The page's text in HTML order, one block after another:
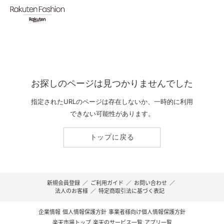
お探しのページは見つかりませんでした
指定されたURLのページは存在しないか、一時的に利用
できない可能性があります。
トップに戻る
新規会員登録 ／ ご利用ガイド ／ お問い合わせ ／
法人のお客様 ／ 特定商取引法に基づく表記
企業情報 個人情報保護方針 事業者様向け個人情報保護方針
楽天市場トップ 楽天のサービス一覧 アプリ一覧